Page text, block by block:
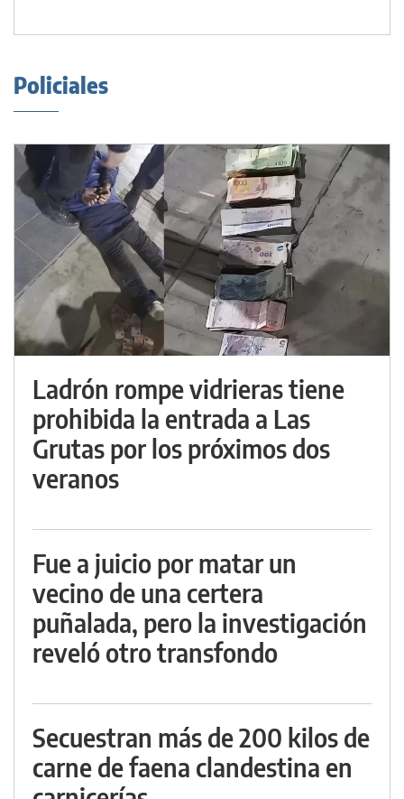
Policiales
Ladrón rompe vidrieras tiene
prohibida la entrada a Las
Grutas por los próximos dos
veranos
Fue a juicio por matar un
vecino de una certera
puñalada, pero la investigación
reveló otro transfondo
Secuestran más de 200 kilos de
carne de faena clandestina en